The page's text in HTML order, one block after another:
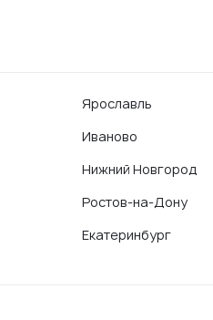
Ярославль
Иваново
Нижний Новгород
Ростов-на-Дону
Екатеринбург